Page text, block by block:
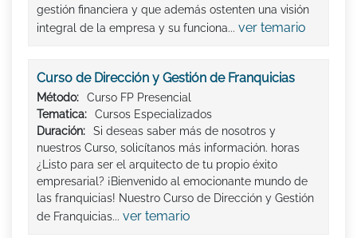
gestión financiera y que además ostenten una visión
integral de la empresa y su funciona... ver temario
Curso de Dirección y Gestión de Franquicias
Método:
Curso FP Presencial
Tematica:
Cursos Especializados
Duración:
Si deseas saber más de nosotros y
nuestros Curso, solicítanos más información. horas
¿Listo para ser el arquitecto de tu propio éxito
empresarial? ¡Bienvenido al emocionante mundo de
las franquicias! Nuestro Curso de Dirección y Gestión
de Franquicias... ver temario